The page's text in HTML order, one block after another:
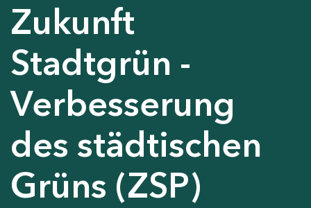
Zukunft
Stadtgrün -
Verbesserung
des städtischen
Grüns (ZSP)